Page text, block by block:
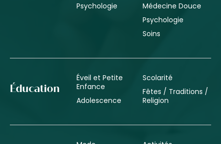
Psychologie
Médecine Douce
Psychologie
Soins
Éducation
Éveil et Petite
Enfance
Adolescence
Scolarité
Fêtes / Traditions /
Religion